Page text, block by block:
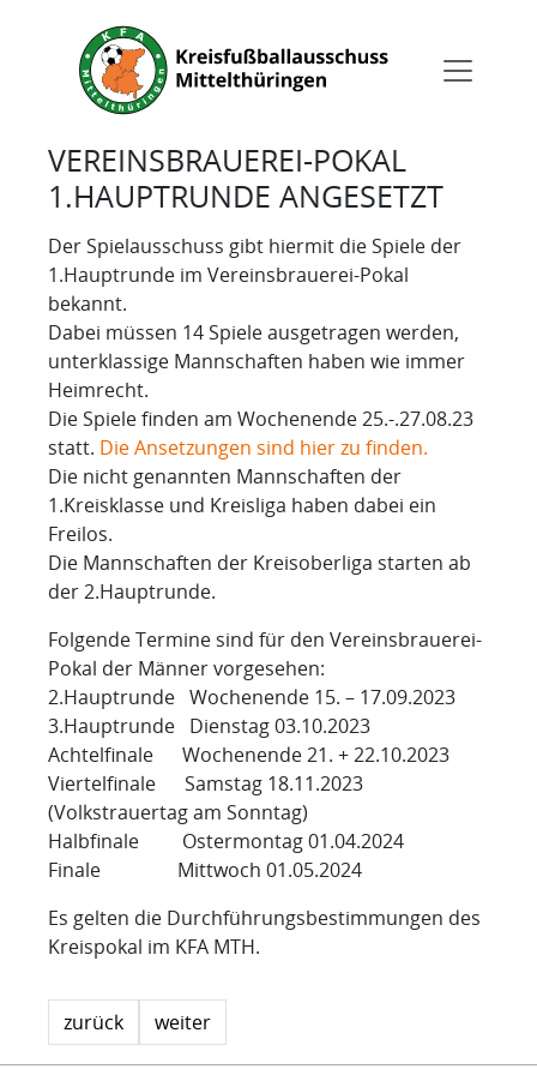
VEREINSBRAUEREI-POKAL
1.HAUPTRUNDE ANGESETZT
Der Spielausschuss gibt hiermit die Spiele der
1.Hauptrunde im Vereinsbrauerei-Pokal
bekannt.
Dabei müssen 14 Spiele ausgetragen werden,
unterklassige Mannschaften haben wie immer
Heimrecht.
Die Spiele finden am Wochenende 25.-.27.08.23
statt. Die Ansetzungen sind hier zu finden.
Die nicht genannten Mannschaften der
1.Kreisklasse und Kreisliga haben dabei ein
Freilos.
Die Mannschaften der Kreisoberliga starten ab
der 2.Hauptrunde.
Folgende Termine sind für den Vereinsbrauerei-
Pokal der Männer vorgesehen:
2.Hauptrunde Wochenende 15. – 17.09.2023
3.Hauptrunde Dienstag 03.10.2023
Achtelfinale Wochenende 21. + 22.10.2023
Viertelfinale Samstag 18.11.2023
(Volkstrauertag am Sonntag)
Halbfinale Ostermontag 01.04.2024
Finale Mittwoch 01.05.2024
Es gelten die Durchführungsbestimmungen des
Kreispokal im KFA MTH.
zurück weiter